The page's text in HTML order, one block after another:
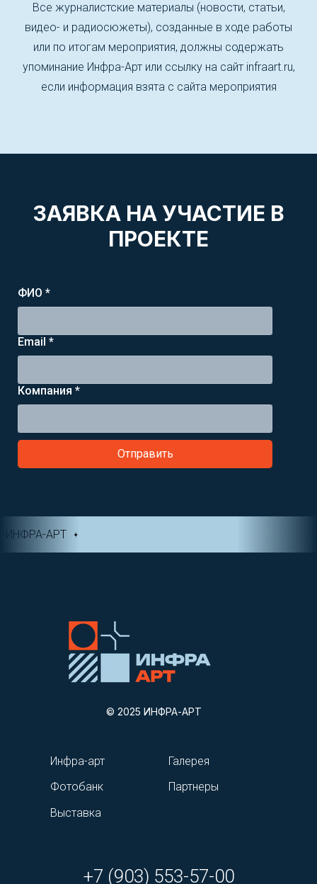
Все журналистские материалы (новости, статьи,
видео- и радиосюжеты), созданные в ходе работы
или по итогам мероприятия, должны содержать
упоминание Инфра-Арт или ссылку на сайт infraart.ru,
если информация взята с сайта мероприятия
ИНФРА-АРТ
ЗАЯВКА НА УЧАСТИЕ В
ПРОЕКТЕ
ФИО *
Email *
Компания *
Отправить
+7 (903) 553-57-00
Галерея
Партнеры
Инфра-арт
Фотобанк
Выставка
© 2025 ИНФРА-АРТ